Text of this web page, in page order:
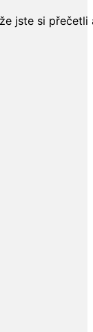
jste si přečetli